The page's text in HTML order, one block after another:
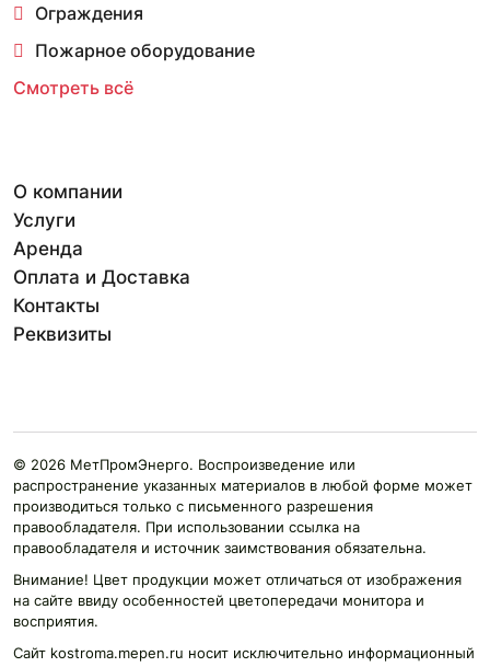
Ограждения
Пожарное оборудование
Смотреть всё
О компании
Услуги
Аренда
Оплата и Доставка
Контакты
Реквизиты
© 2026 МетПромЭнерго. Воспроизведение или
распространение указанных материалов в любой форме может
производиться только с письменного разрешения
правообладателя. При использовании ссылка на
правообладателя и источник заимствования обязательна.
Внимание! Цвет продукции может отличаться от изображения
на сайте ввиду особенностей цветопередачи монитора и
восприятия.
Сайт kostroma.mepen.ru носит исключительно информационный